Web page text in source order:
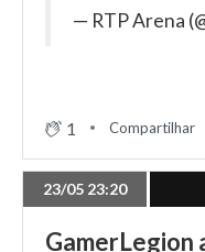
— RTP Arena
1 Compartilhar
23/05 23:20
GamerLegion